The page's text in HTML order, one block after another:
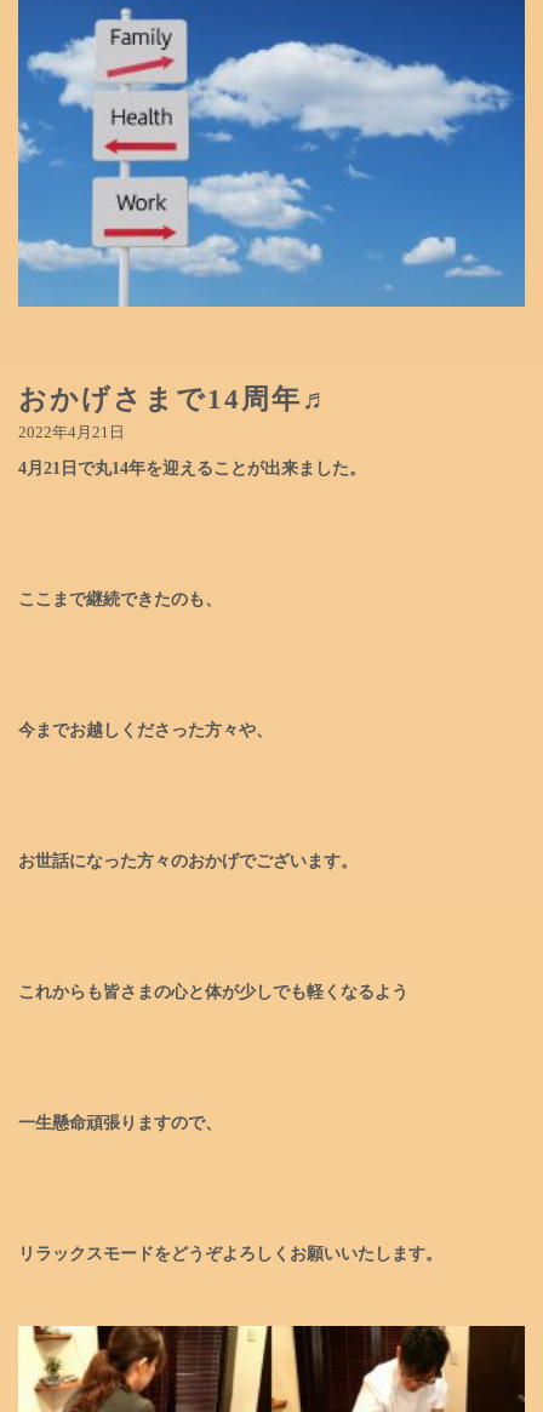
おかげさまで14周年♬
2022年4月21日
4月21日で丸14年を迎えることが出来ました。
ここまで継続できたのも、
今までお越しくださった方々や、
お世話になった方々のおかげでございます。
これからも皆さまの心と体が少しでも軽くなるよう
一生懸命頑張りますので、
リラックスモードをどうぞよろしくお願いいたします。